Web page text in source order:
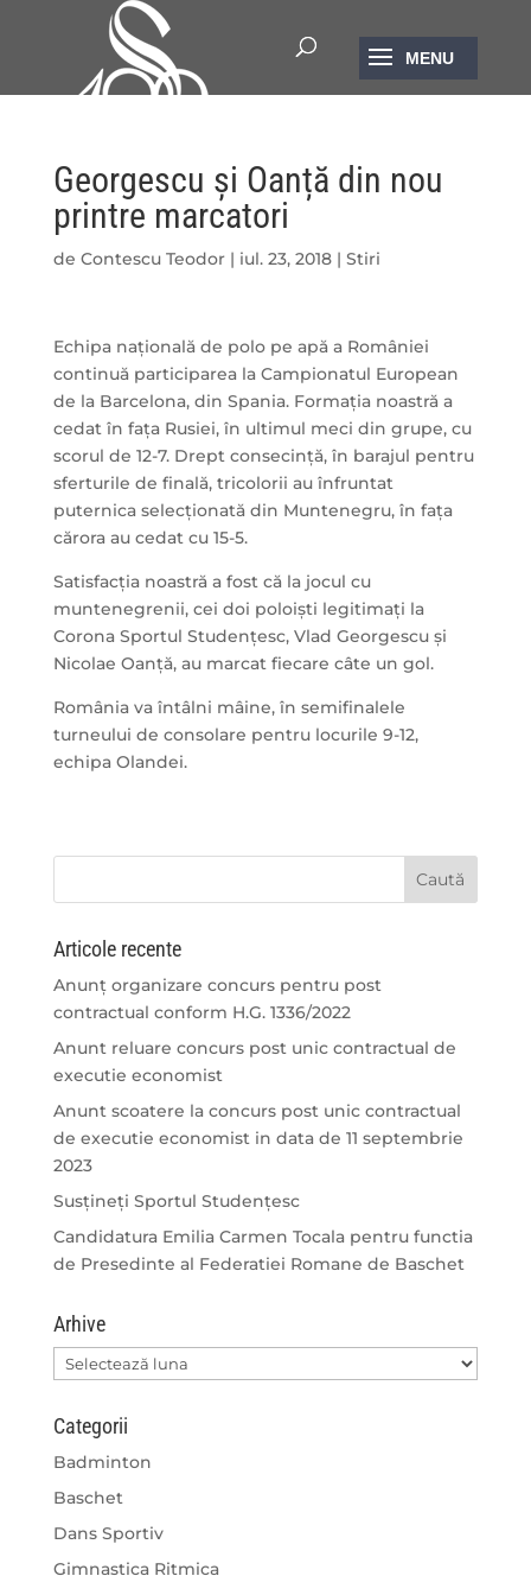
Georgescu și Oanță din nou
printre marcatori
de Contescu Teodor| iul. 23, 2018| Stiri
Echipa națională de polo pe apă a României
continuă participarea la Campionatul European
de la Barcelona, din Spania. Formația noastră a
cedat în fața Rusiei, în ultimul meci din grupe, cu
scorul de 12-7. Drept consecință, în barajul pentru
sferturile de finală, tricolorii au înfruntat
puternica selecționată din Muntenegru, în fața
cărora au cedat cu 15-5.
Satisfacția noastră a fost că la jocul cu
muntenegrenii, cei doi poloiști legitimați la
Corona Sportul Studențesc, Vlad Georgescu și
Nicolae Oanță, au marcat fiecare câte un gol.
România va întâlni mâine, în semifinalele
turneului de consolare pentru locurile 9-12,
echipa Olandei.
Articole recente
Anunț organizare concurs pentru post
contractual conform H.G. 1336/2022
Anunt reluare concurs post unic contractual de
executie economist
Anunt scoatere la concurs post unic contractual
de executie economist in data de 11 septembrie
2023
Susțineți Sportul Studențesc
Candidatura Emilia Carmen Tocala pentru functia
de Presedinte al Federatiei Romane de Baschet
Arhive
Arhive
Categorii
Badminton
Baschet
Dans Sportiv
Gimnastica Ritmica